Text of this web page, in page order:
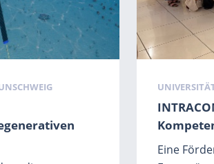
Eine